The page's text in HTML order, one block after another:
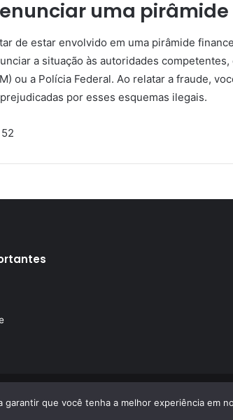
uma
de estar envolvido em uma pirâmide
a situação às autoridades competentes,
ou a Polícia Federal. Ao relatar a fraude,
por esses esquemas ilegais.
52
os direitos reservados | Desenvolvido por LA
garantir que você tenha a melhor experiência em